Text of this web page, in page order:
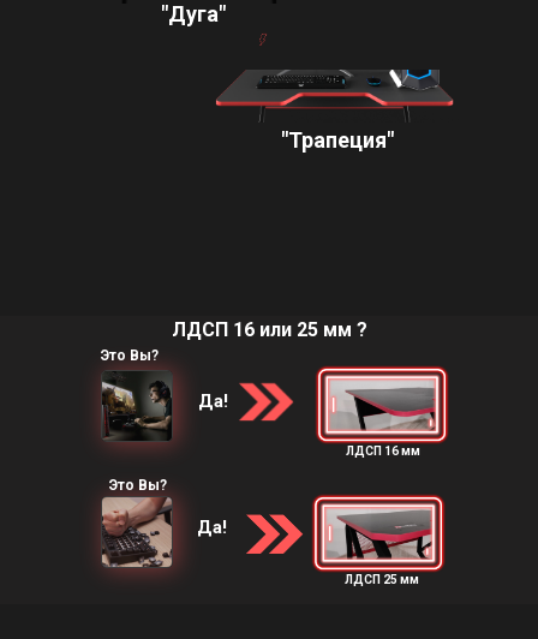
"Дуга"
"Трапеция"
ЛДСП 16 или 25 мм ?
ЛДСП 16 мм
ЛДСП 25 мм
Это Вы?
Это Вы?
Да!
Да!